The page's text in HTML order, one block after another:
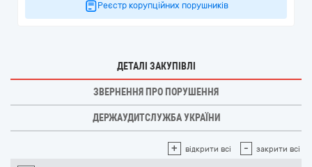
Реєстр корупційних порушників
ДЕТАЛІ ЗАКУПІВЛІ
ЗВЕРНЕННЯ ПРО ПОРУШЕННЯ
ДЕРЖАУДИТСЛУЖБА УКРАЇНИ
+ відкрити всі - закрити всі